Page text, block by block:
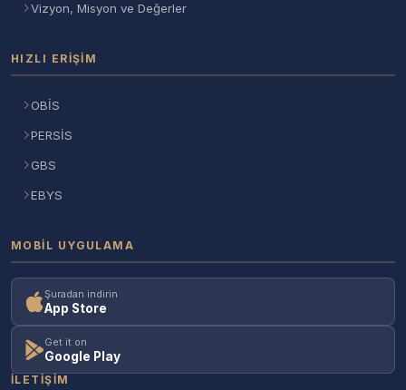
Vizyon, Misyon ve Değerler
HIZLI ERIŞIM
OBİS
PERSİS
GBS
EBYS
MOBIL UYGULAMA
Şuradan indirin
App Store
Get it on
Google Play
İLETIŞIM